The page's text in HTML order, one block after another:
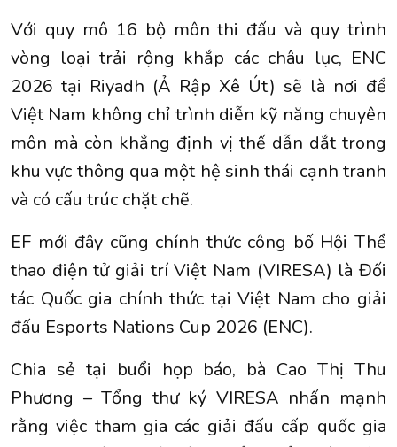
Với quy mô 16 bộ môn thi đấu và quy trình
vòng loại trải rộng khắp các châu lục, ENC
2026 tại Riyadh (Ả Rập Xê Út) sẽ là nơi để
Việt Nam không chỉ trình diễn kỹ năng chuyên
môn mà còn khẳng định vị thế dẫn dắt trong
khu vực thông qua một hệ sinh thái cạnh tranh
và có cấu trúc chặt chẽ.
EF mới đây cũng chính thức công bố Hội Thể
thao điện tử giải trí Việt Nam (VIRESA) là Đối
tác Quốc gia chính thức tại Việt Nam cho giải
đấu Esports Nations Cup 2026 (ENC).
Chia sẻ tại buổi họp báo, bà Cao Thị Thu
Phương – Tổng thư ký VIRESA nhấn mạnh
rằng việc tham gia các giải đấu cấp quốc gia